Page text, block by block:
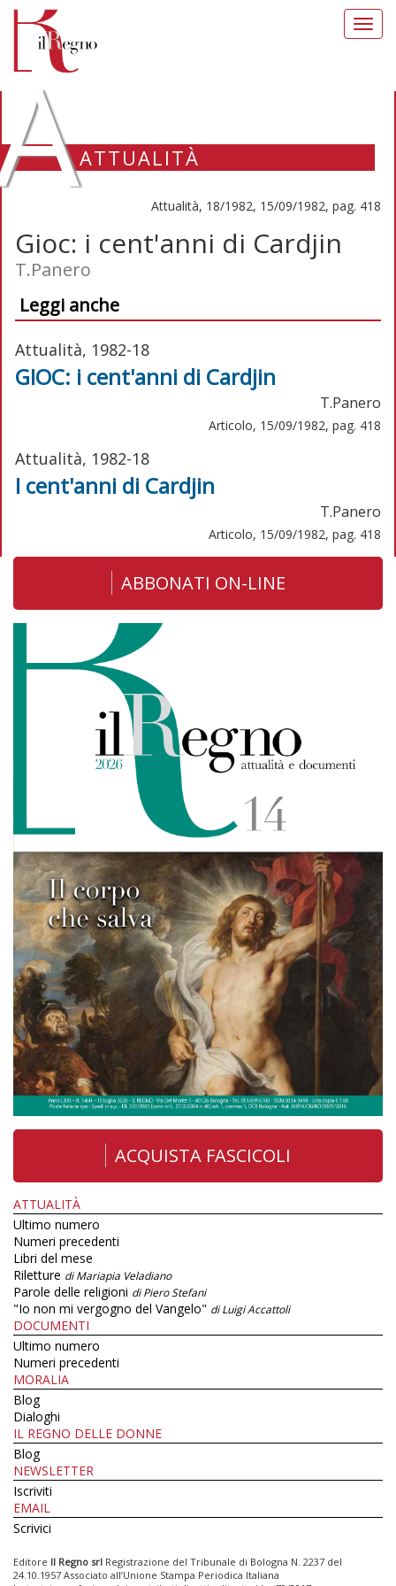
ATTUALITÀ
Attualità, 18/1982, 15/09/1982, pag. 418
Gioc: i cent'anni di Cardjin
T.Panero
Leggi anche
Attualità, 1982-18
GIOC: i cent'anni di Cardjin
T.Panero
Articolo, 15/09/1982, pag. 418
Attualità, 1982-18
I cent'anni di Cardjin
T.Panero
Articolo, 15/09/1982, pag. 418
ABBONATI ON-LINE
ACQUISTA FASCICOLI
ATTUALITÀ
Ultimo numero
Numeri precedenti
Libri del mese
Riletture di Mariapia Veladiano
Parole delle religioni di Piero Stefani
"Io non mi vergogno del Vangelo" di Luigi Accattoli
DOCUMENTI
Ultimo numero
Numeri precedenti
MORALIA
Blog
Dialoghi
IL REGNO DELLE DONNE
Blog
NEWSLETTER
Iscriviti
EMAIL
Scrivici
Editore Il Regno srl Registrazione del Tribunale di Bologna N. 2237 del
24.10.1957 Associato all’Unione Stampa Periodica Italiana